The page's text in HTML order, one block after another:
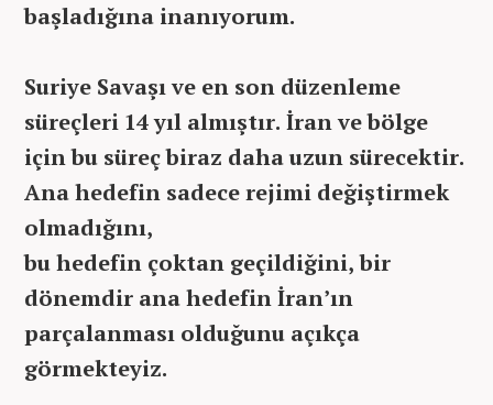
başladığına inanıyorum.
Suriye Savaşı ve en son düzenleme
süreçleri 14 yıl almıştır. İran ve bölge
için bu süreç biraz daha uzun sürecektir.
Ana hedefin sadece rejimi değiştirmek
olmadığını,
bu hedefin çoktan geçildiğini, bir
dönemdir ana hedefin İran’ın
parçalanması olduğunu açıkça
görmekteyiz.